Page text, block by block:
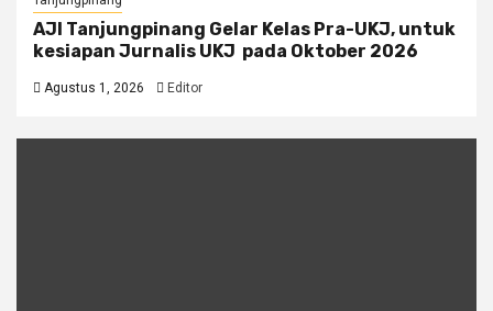
AJI Tanjungpinang Gelar Kelas Pra-UKJ, untuk
kesiapan Jurnalis UKJ pada Oktober 2026
Agustus 1, 2026 Editor